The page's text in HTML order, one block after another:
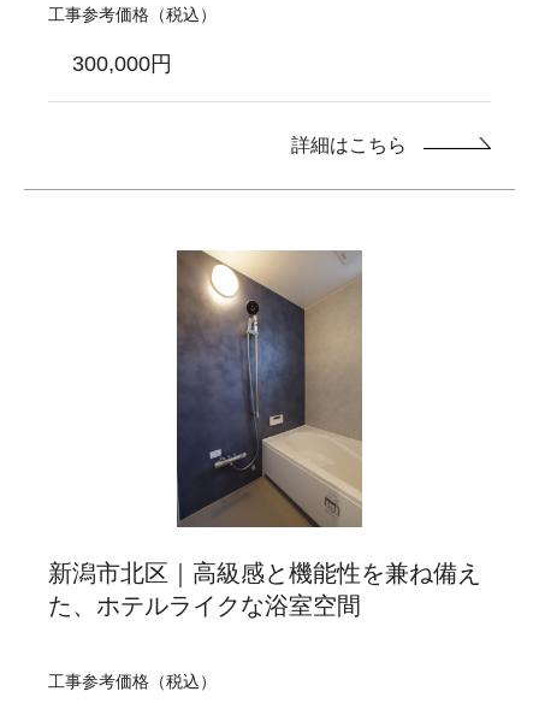
工事参考価格（税込）
300,000円
詳細はこちら
新潟市北区｜高級感と機能性を兼ね備え
た、ホテルライクな浴室空間
工事参考価格（税込）